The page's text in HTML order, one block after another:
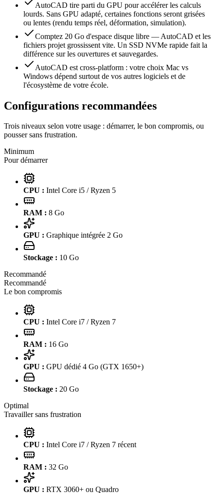
AutoCAD tire parti du GPU pour accélérer les calculs
lourds. Sans GPU adapté, certaines fonctions seront grisées
ou lentes (rendu temps réel, déformation, simulation).
Comptez 20 Go d'espace disque libre — AutoCAD et les
fichiers projet grossissent vite. Un SSD NVMe rapide fait la
différence sur les ouvertures et sauvegardes.
AutoCAD est cross-platform : votre choix Mac vs
Windows dépend surtout de vos autres logiciels et de
l'écosystème de votre école.
Configurations recommandées
Trois niveaux selon votre usage : démarrer, le bon compromis, ou
pousser sans frustration.
Minimum
Pour démarrer
CPU : Intel Core i5 / Ryzen 5
RAM : 8 Go
GPU : Graphique intégrée 2 Go
Stockage : 10 Go
Recommandé
Recommandé
Le bon compromis
CPU : Intel Core i7 / Ryzen 7
RAM : 16 Go
GPU : GPU dédié 4 Go (GTX 1650+)
Stockage : 20 Go
Optimal
Travailler sans frustration
CPU : Intel Core i7 / Ryzen 7 récent
RAM : 32 Go
GPU : RTX 3060+ ou Quadro